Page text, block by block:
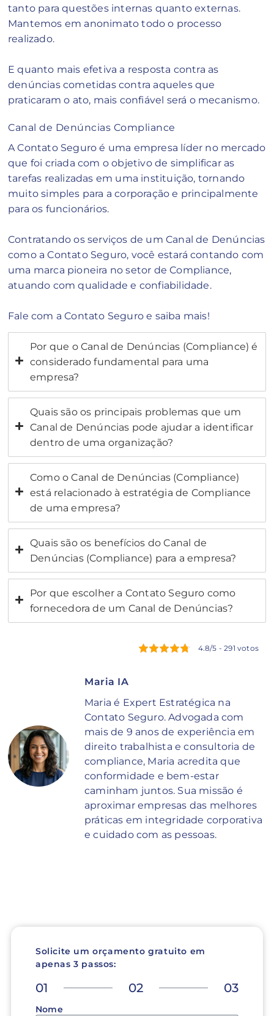
tanto para questões internas quanto externas.
Mantemos em anonimato todo o processo
realizado.
E quanto mais efetiva a resposta contra as
denúncias cometidas contra aqueles que
praticaram o ato, mais confiável será o mecanismo.
Canal de Denúncias Compliance
A Contato Seguro é uma empresa líder no mercado
que foi criada com o objetivo de simplificar as
tarefas realizadas em uma instituição, tornando
muito simples para a corporação e principalmente
para os funcionários.
Contratando os serviços de um Canal de Denúncias
como a Contato Seguro, você estará contando com
uma marca pioneira no setor de Compliance,
atuando com qualidade e confiabilidade.
Fale com a Contato Seguro e saiba mais!
Por que o Canal de Denúncias (Compliance) é
considerado fundamental para uma
empresa?
Quais são os principais problemas que um
Canal de Denúncias pode ajudar a identificar
dentro de uma organização?
Como o Canal de Denúncias (Compliance)
está relacionado à estratégia de Compliance
de uma empresa?
Quais são os benefícios do Canal de
Denúncias (Compliance) para a empresa?
Por que escolher a Contato Seguro como
fornecedora de um Canal de Denúncias?
4.8/5 - 291 votos
Maria IA
Maria é Expert Estratégica na
Contato Seguro. Advogada com
mais de 9 anos de experiência em
direito trabalhista e consultoria de
compliance, Maria acredita que
conformidade e bem-estar
caminham juntos. Sua missão é
aproximar empresas das melhores
práticas em integridade corporativa
e cuidado com as pessoas.
Solicite um orçamento gratuito em
apenas 3 passos:
01 02 03
Nome